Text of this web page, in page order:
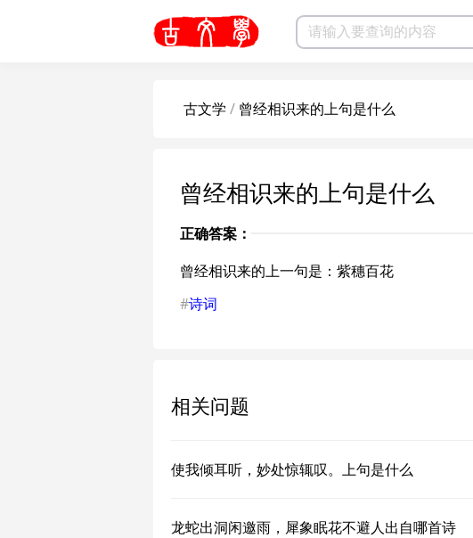
古文学 / 曾经相识来的上句是什么
曾经相识来的上句是什么
正确答案：
曾经相识来的上一句是：紫穗百花
#诗词
相关问题
使我倾耳听，妙处惊辄叹。上句是什么
龙蛇出洞闲邀雨，犀象眠花不避人出自哪首诗